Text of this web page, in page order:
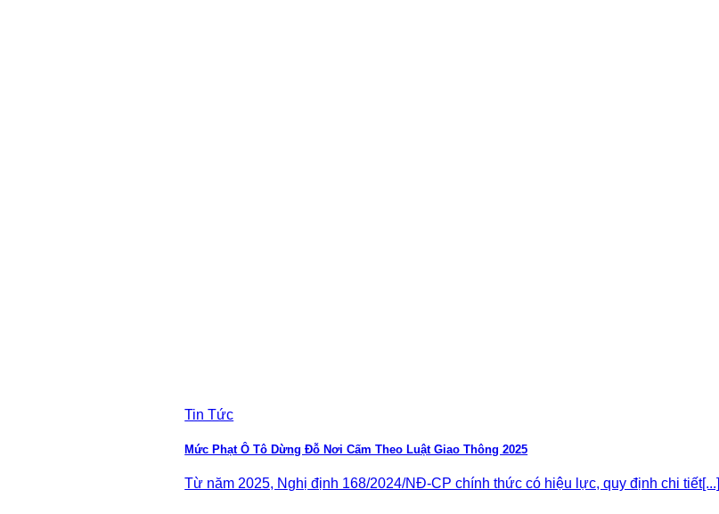
Tin Tức
Mức Phạt Ô Tô Dừng Đỗ Nơi Cấm Theo Luật Giao Thông 2025
Từ năm 2025, Nghị định 168/2024/NĐ-CP chính thức có hiệu lực, quy định chi tiết[...]